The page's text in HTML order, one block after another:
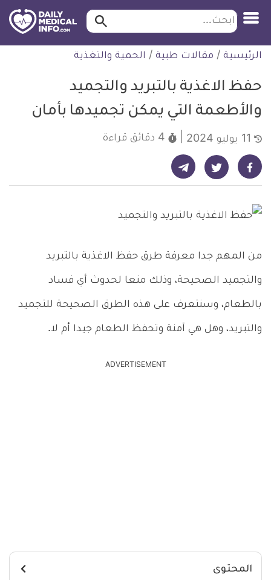
التخطي
للمحتوى
طبية
ابحث ابحث…
الرئيسية / مقالات طبية / الحمية والتغذية
حفظ الاغذية بالتبريد والتجميد
والأطعمة التي يمكن تجميدها بأمان
4 دقائق قراءة
شارك على فيسبوك - ديلي ميديكال انفو شارك على تويتر - ديلي ميديكال انفو شارك على تيليجرام - ديلي ميديكال انفو
من المهم جدا معرفة طرق حفظ الاغذية بالتبريد
والتجميد الصحيحة، وذلك منعا لحدوث أي فساد
بالطعام، وسنتعرف على هذه الطرق الصحيحة للتجميد
والتبريد، وهل هي آمنة وتحفظ الطعام جيدا أم لا.
ADVERTISEMENT
المحتوى